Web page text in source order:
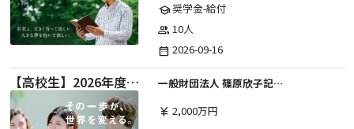
school奨学金-給付
group 10人
date_range 2026-09-16
【高校生】2026年度 しのはら財団 アメリカ・イギリス・カナダ英語留学奨学金
一般財団法人 篠原欣子記念財団 (海外留学奨学金グループ)
currency_yen 2,000万円